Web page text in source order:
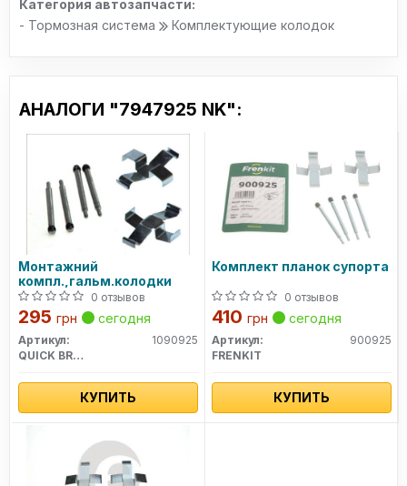
Категория автозапчасти:
- Тормозная система
Комплектующие колодок
АНАЛОГИ "7947925 NK":
Монтажний
компл.,гальм.колодки
0 отзывов
295 грн сегодня
Артикул:
1090925
QUICK BRAKE
КУПИТЬ
Комплект планок супорта
0 отзывов
410 грн сегодня
Артикул:
900925
FRENKIT
КУПИТЬ